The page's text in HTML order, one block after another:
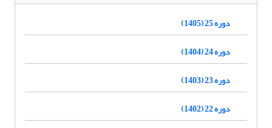
دوره 25 (1405)
دوره 24 (1404)
دوره 23 (1403)
دوره 22 (1402)